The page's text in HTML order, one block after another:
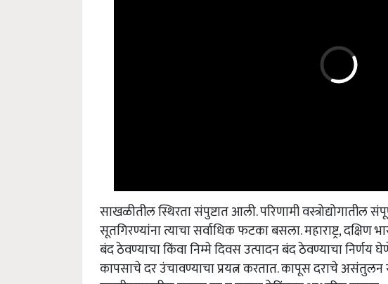
साखळीतील स्थिरता संपुष्टात आली. परिणामी वस्त्रोद्योगातील
सूतगिरण्यांना त्याचा सर्वाधिक फटका बसला. महाराष्ट्र,
बंद ठेवण्याचा किंवा निम्मे दिवस उत्पादन बंद ठेवण्याचा निर्णय
कापसाचे दर उंचावण्याचा प्रयत्न करतात. कापूस दराचे